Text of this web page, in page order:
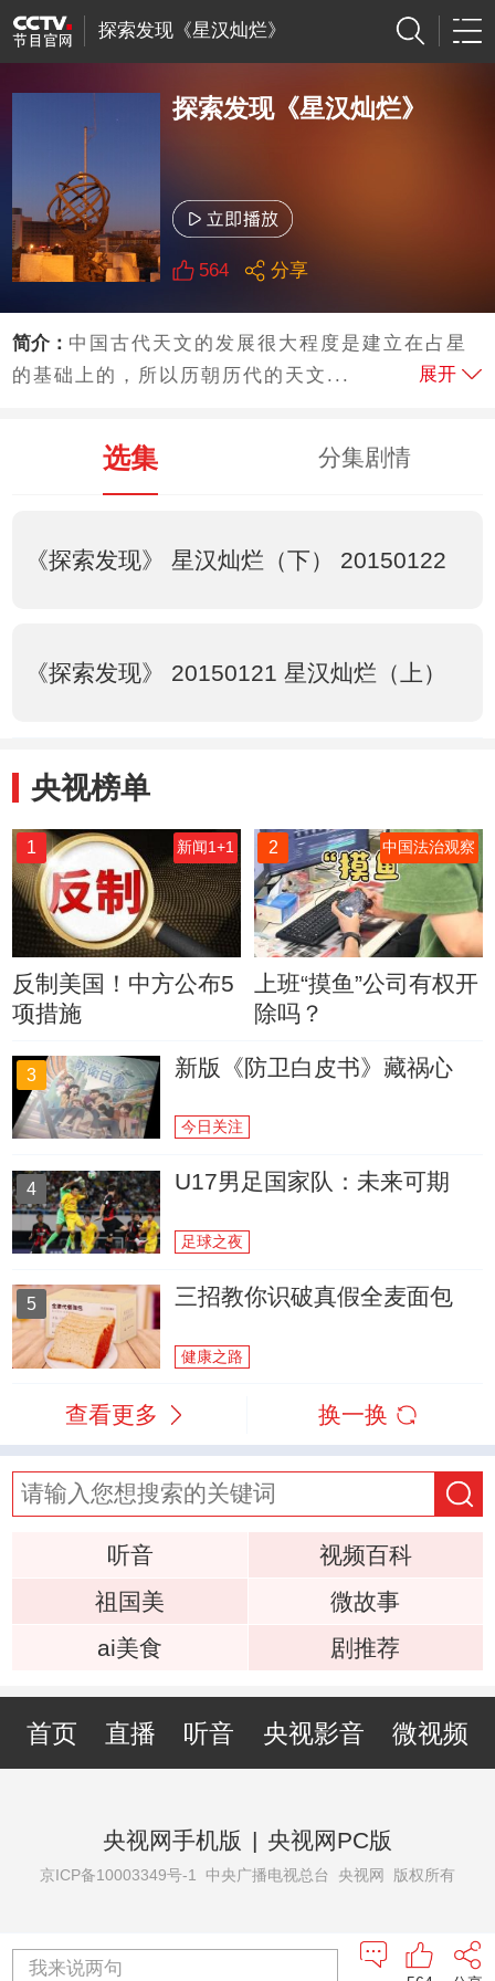
探索发现《星汉灿烂》
探索发现《星汉灿烂》
564 分享
简介： 中国古代天文的发展很大程度是建立在占星
的基础上的，所以历朝历代的天文...
展开
选集 分集剧情
《探索发现》 星汉灿烂（下） 20150122
《探索发现》 20150121 星汉灿烂（上）
央视榜单
1 新闻1+1
反制美国！中方公布5
项措施
2 中国法治观察
上班“摸鱼”公司有权开
除吗？
3 新版《防卫白皮书》藏祸心
今日关注
4 U17男足国家队：未来可期
足球之夜
5 三招教你识破真假全麦面包
健康之路
查看更多 换一换
听音
视频百科
祖国美
微故事
ai美食
剧推荐
首页 直播 听音 央视影音 微视频
央视网手机版 | 央视网PC版
京ICP备10003349号-1 中央广播电视总台 央视网 版权所有
我来说两句